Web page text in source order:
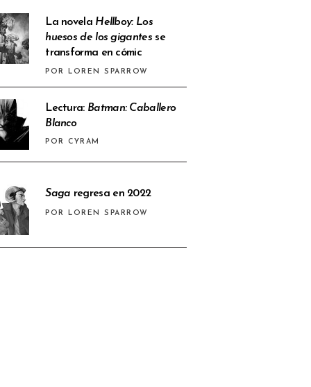
La novela Hellboy: Los
huesos de los gigantesse
transforma en cómic
POR LOREN SPARROW
Lectura: Batman: Caballero
Blanco
POR CYRAM
Saga regresa en 2022
POR LOREN SPARROW